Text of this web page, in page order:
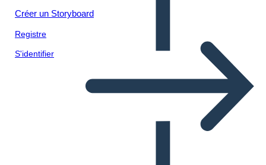
Créer un Storyboard
Registre
S'identifier